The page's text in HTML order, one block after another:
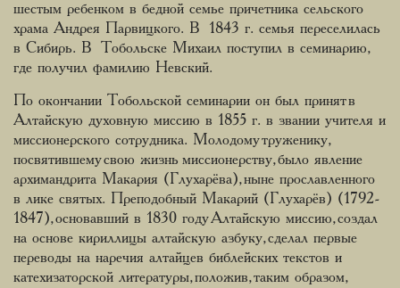
шестым ребенком в бедной семье причетника сельского
храма Андрея Парвицкого. В 1843 г. семья переселилась
в Сибирь. В Тобольске Михаил поступил в семинарию,
где получил фамилию Невский.
По окончании Тобольской семинарии он был принят в
Алтайскую духовную миссию в 1855 г. в звании учителя и
миссионерского сотрудника. Молодому труженику,
посвятившему свою жизнь миссионерству, было явление
архимандрита Макария (Глухарёва), ныне прославленного
в лике святых. Преподобный Макарий (Глухарёв) (1792-
1847), основавший в 1830 году Алтайскую миссию, создал
на основе кириллицы алтайскую азбуку, сделал первые
переводы на наречия алтайцев библейских текстов и
катехизаторской литературы, положив, таким образом,